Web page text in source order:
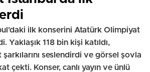
ilk konserini Atatürk Olimpiyat
Yaklaşık 118 bin kişi katıldı,
seslendirdi ve görsel şovla
çekti. Konser, canlı yayın ve ünlü